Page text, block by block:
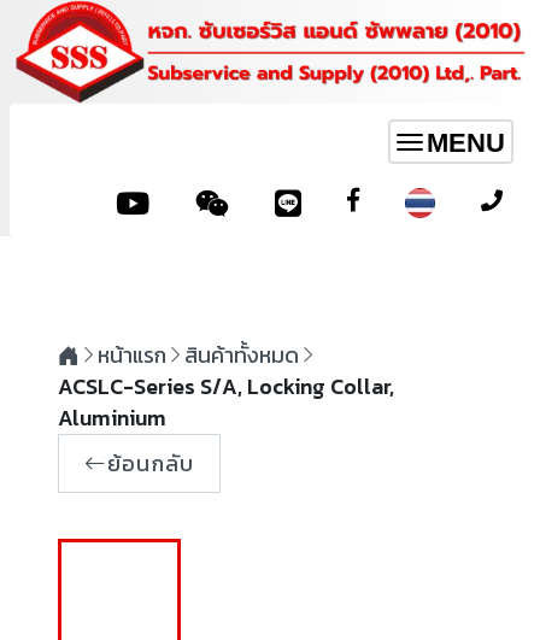
Toggle
navigation
MENU
หน้าแรก
สินค้าทั้งหมด
ACSLC-Series S/A, Locking Collar,
Aluminium
ย้อนกลับ